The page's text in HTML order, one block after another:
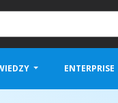
ENTERPRISE